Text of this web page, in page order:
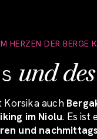
HERZEN DER BERGE
und
Korsika auch
im Niolu. Es ist
und